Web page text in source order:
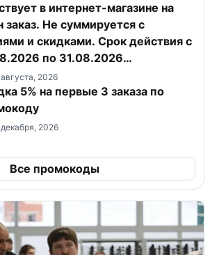
в интернет-магазине на
заказ. Не суммируется с
и скидками. Срок действия с
по 31.08.2026
2026
5% на первые 3 заказа по
2026
Все промокоды